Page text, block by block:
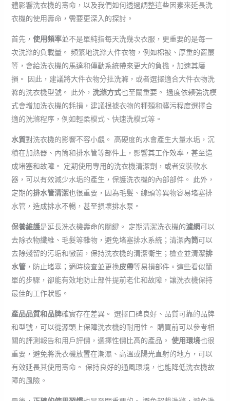
體影響洗衣機的壽命，以及我們如何透過調整這些因素來延長洗
衣機的使用壽命，需要更深入的探討。
首先， 使用頻率並不是單純指每天洗幾次衣服，更重要的是每一
次洗滌的負載量。 頻繁地洗滌大件衣物，例如棉被、厚重的窗簾
等，會給洗衣機的馬達和傳動系統帶來更大的負擔，加速其磨
損。 因此，建議將大件衣物分批洗滌，或者選擇適合大件衣物洗
滌的洗衣機型號。 此外， 洗滌方式也至關重要。 過度依賴強洗模
式會增加洗衣機的耗損，建議根據衣物的種類和髒污程度選擇合
適的洗滌程序，例如輕柔模式、快速洗模式等。
水質對洗衣機的影響不容小覷。 高硬度的水會產生大量水垢，沉
積在加熱器、內筒和排水管等部件上，影響其工作效率，甚至造
成堵塞和故障。 定期使用專用的洗衣機清潔劑，或者安裝軟水
器，可以有效減少水垢的產生，保護洗衣機的內部部件。 此外，
定期的排水管清潔也很重要，因為毛髮、線頭等異物容易堵塞排
水管，造成排水不暢，甚至損壞排水泵。
保養維護是延長洗衣機壽命的關鍵。 定期清潔洗衣機的濾網可以
去除衣物纖維、毛髮等雜物，避免堵塞排水系統；清潔內筒可以
去除殘留的污垢和黴菌，保持洗衣機的清潔衛生；檢查並清潔排
水管，防止堵塞；適時檢查並更換皮帶等易損部件。這些看似簡
單的步驟，卻能有效地防止部件提前老化和故障，讓洗衣機保持
最佳的工作狀態。
產品品質和品牌確實存在差異。 選擇口碑良好、品質可靠的品牌
和型號，可以從源頭上保障洗衣機的耐用性。 購買前可以參考相
關的評測報告和用戶評價，選擇性價比高的產品。 使用環境也很
重要，避免將洗衣機放置在潮濕、高溫或陽光直射的地方，可以
有效延長其使用壽命。 保持良好的通風環境，也能降低洗衣機故
障的風險。